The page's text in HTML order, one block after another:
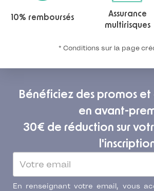
10% remboursés
Assurance
multirisques
* Conditions sur la page
Bénéficiez des promos et
en avant-
30€ de réduction sur
En renseignant votre email, vous